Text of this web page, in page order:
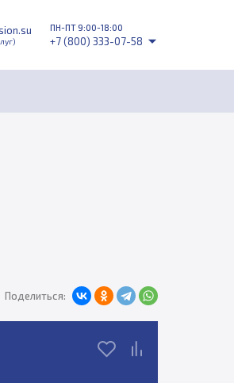
ПН-ПТ 9:00-18:00
+7 (800) 333-07-58
Поделиться: